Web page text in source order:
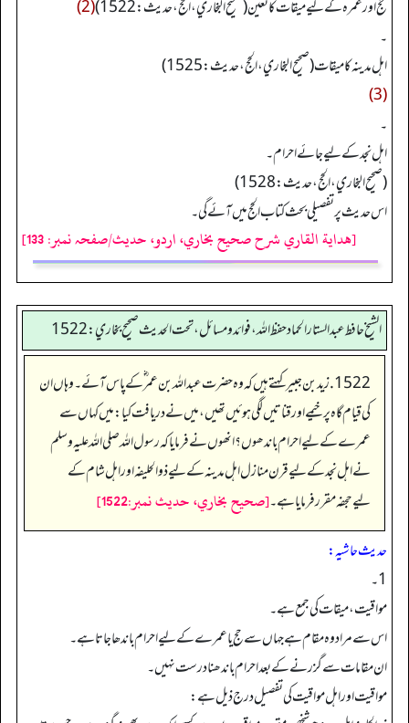
حج اور عمرہ کے لیے میقات کا تعین (صحیح البخاري، الحج، حدیث: 1522)
(2)
۔
اہل مدینہ کا میقات (صحیح البخاري، الحج، حدیث: 1525)
(3)
۔
اہل نجد کے لیے جائے احرام۔
(صحیح البخاري، الحج، حدیث: 1528)
اس حدیث پر تفصیلی بحث کتاب الحج میں آئے گی۔
[هداية القاري شرح صحيح بخاري، اردو، حدیث/صفحہ نمبر: 133]
الشيخ حافط عبدالستار الحماد حفظ الله، فوائد و مسائل، تحت الحديث صحيح بخاري:1522
1522. زید بن جبیر کہتے ہیں کہ وہ حضرت عبد اللہ بن عمر ؓ کے پاس آئے۔ وہاں ان
کی قیام گاہ پر خیمے اور قناتیں لگی ہوئیں تھیں، میں نے دریافت کیا: میں کہاں سے
عمرے کے لیے احرام باندھوں؟انھوں نے فرمایا کہ رسول اللہ صلی اللہ علیہ وسلم
نے اہل نجد کے لیے قرن منازل اہل مدینہ کے لیے ذوالحلیفہ اور اہل شام کے
لیےحجفہ مقرر فرمایا ہے۔[صحيح بخاري، حديث نمبر:1522]
حدیث حاشیہ:
1۔
مواقیت، میقات کی جمع ہے۔
اس سے مراد وہ مقام ہے جہاں سے حج یا عمرے کے لیے احرام باندھا جاتا ہے۔
ان مقامات سے گزرنے کے بعد احرام باندھنا درست نہیں۔
مواقیت اور اہل مواقیت کی تفصیل درج ذیل ہے: